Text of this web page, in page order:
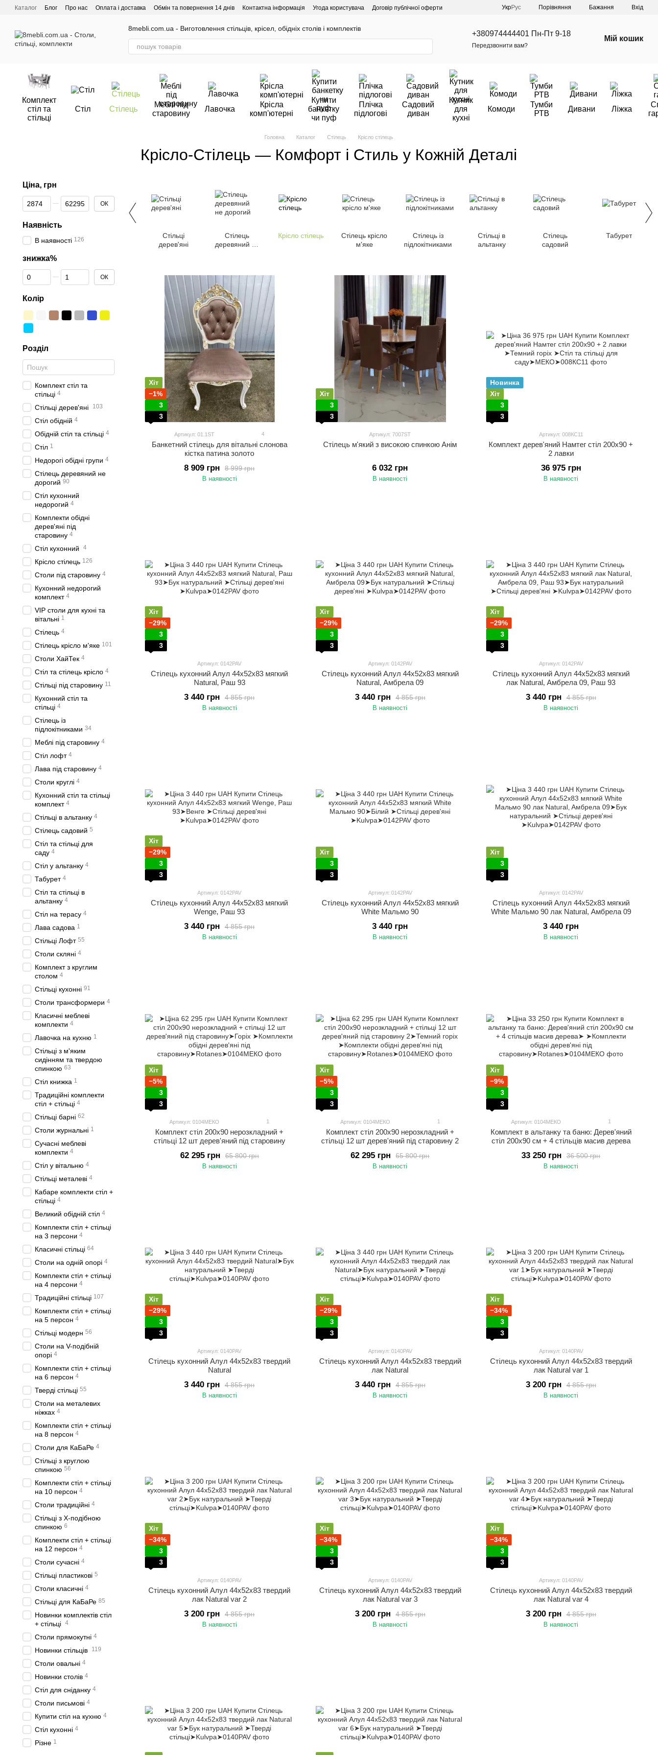
Перейти до основного контенту
Каталог Блог Про нас Оплата і доставка Обмін та повернення 14 днів Контактна інформація Угода користувача
Договір публічної оферти
УкрРус Порівняння Бажання Вхід
8mebli.com.ua - Виготовлення стільців, крісел, обідніх столів і комплектів
+380974444401 Пн-Пт 9-18
Передзвонити вам?
Мій кошик
Комплект
стіл та
стільці
Стіл Стілець
Меблі під
старовину
Лавочка
Крісла
комп'ютерні
Купити
банкетку
чи пуф
Плічка
підлогові
Садовий
диван
Кутник
для
кухні
Комоди
Тумби
РТВ
Дивани Ліжка
Головна Каталог Стілець Крісло стілець
Крісло-Стілець — Комфорт і Стиль у Кожній Деталі
Стільці
дерев'яні
Стілець
деревяний не
Крісло стілець
Стілець крісло
м'яке
Стілець із
підлокітниками
Стільці в
альтанку
Стілець
садовий
Табурет
Хіт
−1%
3
3
Артикул: 01.1ST 4
Банкетний стілець для вітальні слонова
кістка патина золото
8 999 грн
8 909 грн
В наявності
Хіт
3
3
Артикул: 7007ST
Стілець м'який з високою спинкою Анім
6 032 грн
В наявності
Новинка
Хіт
3
3
Артикул: 008КС11
Комплект дерев'яний Намтег стіл 200х90 +
2 лавки
36 975 грн
В наявності
Хіт
−29%
3
3
Артикул: 0142PAV
Стілець кухонний Алул 44х52х83 мягкий
Natural, Раш 93
4 855 грн
3 440 грн
В наявності
Хіт
−29%
3
3
Артикул: 0142PAV
Стілець кухонний Алул 44х52х83 мягкий
Natural, Aмбрела 09
4 855 грн
3 440 грн
В наявності
Хіт
−29%
3
3
Артикул: 0142PAV
Стілець кухонний Алул 44х52х83 мягкий
лак Natural, Aмбрела 09, Раш 93
4 855 грн
3 440 грн
В наявності
Хіт
−29%
3
3
Артикул: 0142PAV
Стілець кухонний Алул 44х52х83 мягкий
Wenge, Раш 93
4 855 грн
3 440 грн
В наявності
Хіт
3
3
Артикул: 0142PAV
Стілець кухонний Алул 44х52х83 мягкий
White Мальмо 90
3 440 грн
В наявності
Хіт
3
3
Артикул: 0142PAV
Стілець кухонний Алул 44х52х83 мягкий
White Мальмо 90 лак Natural, Aмбрела 09
3 440 грн
В наявності
Хіт
−5%
3
3
Артикул: 0104МЕКО 1
Комплект стіл 200х90 нерозкладний +
стільці 12 шт дерев'яний під старовину
65 800 грн
62 295 грн
В наявності
Хіт
−5%
3
3
Артикул: 0104МЕКО 1
Комплект стіл 200х90 нерозкладний +
стільці 12 шт дерев'яний під старовину 2
65 800 грн
62 295 грн
В наявності
Хіт
−9%
3
3
Артикул: 0104МЕКО 1
Комплект в альтанку та баню: Дерев'яний
стіл 200х90 см + 4 стільців масив дерева
36 500 грн
33 250 грн
В наявності
Хіт
−29%
3
3
Артикул: 0140PAV
Стілець кухонний Алул 44х52х83 твердий
Natural
4 855 грн
3 440 грн
В наявності
Хіт
−29%
3
3
Артикул: 0140PAV
Стілець кухонний Алул 44х52х83 твердий
лак Natural
4 855 грн
3 440 грн
В наявності
Хіт
−34%
3
3
Артикул: 0140PAV
Стілець кухонний Алул 44х52х83 твердий
лак Natural var 1
4 855 грн
3 200 грн
В наявності
Хіт
−34%
3
3
Артикул: 0140PAV
Стілець кухонний Алул 44х52х83 твердий
лак Natural var 2
4 855 грн
3 200 грн
В наявності
Хіт
−34%
3
3
Артикул: 0140PAV
Стілець кухонний Алул 44х52х83 твердий
лак Natural var 3
4 855 грн
3 200 грн
В наявності
Хіт
−34%
3
3
Артикул: 0140PAV
Стілець кухонний Алул 44х52х83 твердий
лак Natural var 4
4 855 грн
3 200 грн
В наявності
Ціна, грн
От Ціна, грн
До Ціна, грн ОК
Наявність
В наявності 126
знижка%
От знижка%
До знижка% ОК
Колір
Розділ
Комплект стіл та
стільці 4
Стільці дерев'яні 103
Стіл обідній 4
Обідній стіл та стільці 4
Стіл 1
Недорогі обідні групи 4
Стілець деревяний не
дорогий 90
Стіл кухонний
недорогий 4
Комплекти обідні
дерев'яні під
старовину 4
Стіл кухонний 4
Крісло стілець 126
Столи під старовину 4
Кухонний недорогий
комплект 4
VIP столи для кухні та
вітальні 1
Стілець 4
Стілець крісло м'яке 101
Столи ХайТек 4
Стіл та стілець крісло 4
Стільці під старовину 11
Кухонний стіл та
стільці 4
Стілець із
підлокітниками 34
Меблі під старовину 4
Стіл лофт 4
Лава під старовину 4
Столи круглі 4
Кухонний стіл та стільці
комплект 4
Стільці в альтанку 4
Стілець садовий 5
Стіл та стільці для
саду 4
Стіл у альтанку 4
Табурет 4
Стіл та стільці в
альтанку 4
Стіл на терасу 4
Лава садова 1
Стільці Лофт 55
Столи скляні 4
Комплект з круглим
столом 4
Стільці кухонні 91
Столи трансформери 4
Класичні меблеві
комплекти 4
Лавочка на кухню 1
Стільці з м'яким
сидінням та твердою
спинкою 63
Стіл книжка 1
Традиційні комплекти
стіл + стільці 4
Стільці барні 62
Столи журнальні 1
Сучасні меблеві
комплекти 4
Стіл у вітальню 4
Стільці металеві 4
Кабаре комплекти стіл +
стільці 4
Великий обідній стіл 4
Комплекти стіл + стільці
на 3 персони 4
Класичні стільці 64
Столи на одній опорі 4
Комплекти стіл + стільці
на 4 персони 4
Традиційні стільці 107
Комплекти стіл + стільці
на 5 персон 4
Стільці модерн 56
Столи на V-подібній
опорі 4
Комплекти стіл + стільці
на 6 персон 4
Тверді стільці 55
Столи на металевих
ніжках 4
Комплекти стіл + стільці
на 8 персон 4
Столи для КаБаРе 4
Стільці з круглою
спинкою 56
Комплекти стіл + стільці
на 10 персон 4
Столи традиційні 4
Стільці з Х-подібною
спинкою 6
Комплекти стіл + стільці
на 12 персон 4
Столи сучасні 4
Стільці пластикові 5
Столи класичні 4
Стільці для КаБаРе 85
Новинки комплектів стіл
+ стільці 4
Столи прямокутні 4
Новинки стільців 119
Столи овальні 4
Новинки столів 4
Стіл для сніданку 4
Столи письмові 4
Купити стіл на кухню 4
Стіл кухонні 4
Різне 1